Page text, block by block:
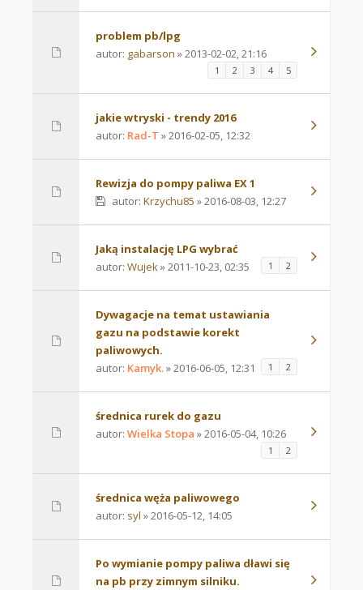
problem pb/lpg
autor: gabarson » 2013-02-02, 21:16
1 2 3 4 5
jakie wtryski - trendy 2016
autor: Rad-T » 2016-02-05, 12:32
Rewizja do pompy paliwa EX 1
autor: Krzychu85 » 2016-08-03, 12:27
Jaką instalację LPG wybrać
autor: Wujek» 2011-10-23, 02:35 1 2
Dywagacje na temat ustawiania
gazu na podstawie korekt
paliwowych.
autor: Kamyk.» 2016-06-05, 12:31 1 2
średnica rurek do gazu
autor: Wielka Stopa » 2016-05-04, 10:26
1 2
średnica węża paliwowego
autor: syl » 2016-05-12, 14:05
Po wymianie pompy paliwa dławi się
na pb przy zimnym silniku.